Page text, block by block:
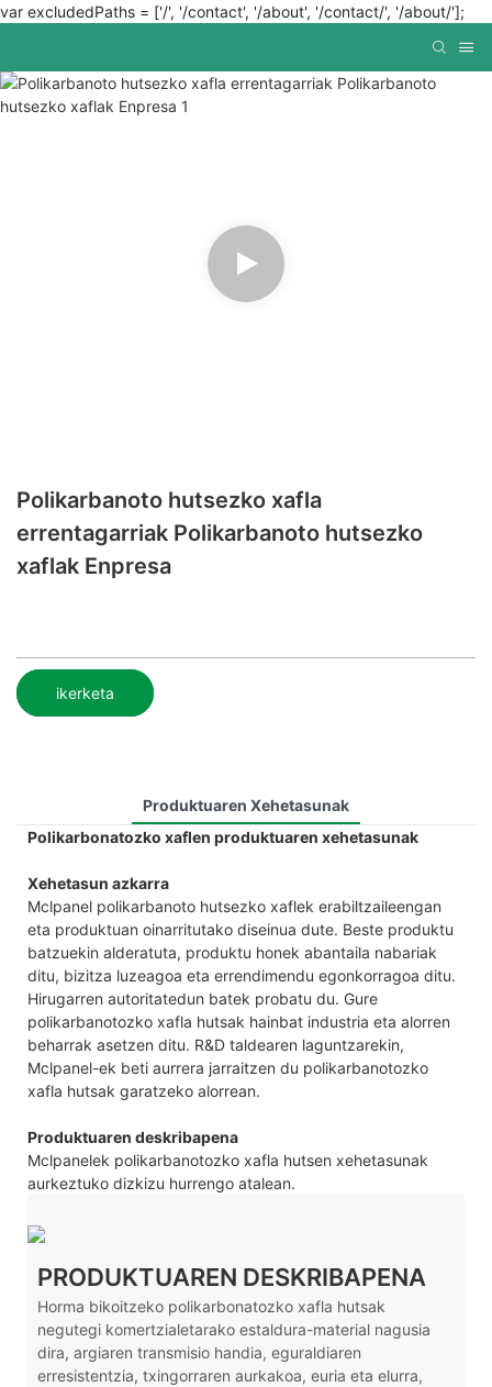
var excludedPaths = ['/', '/contact', '/about', '/contact/', '/about/'];
Polikarbanoto hutsezko xafla
errentagarriak Polikarbanoto hutsezko
xaflak Enpresa
ikerketa
Produktuaren Xehetasunak
Polikarbonatozko xaflen produktuaren xehetasunak
Xehetasun azkarra
Mclpanel polikarbanoto hutsezko xaflek erabiltzaileengan
eta produktuan oinarritutako diseinua dute. Beste produktu
batzuekin alderatuta, produktu honek abantaila nabariak
ditu, bizitza luzeagoa eta errendimendu egonkorragoa ditu.
Hirugarren autoritatedun batek probatu du. Gure
polikarbanotozko xafla hutsak hainbat industria eta alorren
beharrak asetzen ditu. R&D taldearen laguntzarekin,
Mclpanel-ek beti aurrera jarraitzen du polikarbanotozko
xafla hutsak garatzeko alorrean.
Produktuaren deskribapena
Mclpanelek polikarbanotozko xafla hutsen xehetasunak
aurkeztuko dizkizu hurrengo atalean.
PRODUKTUAREN DESKRIBAPENA
Horma bikoitzeko polikarbonatozko xafla hutsak
negutegi komertzialetarako estaldura-material nagusia
dira, argiaren transmisio handia, eguraldiaren
erresistentzia, txingorraren aurkakoa, euria eta elurra,